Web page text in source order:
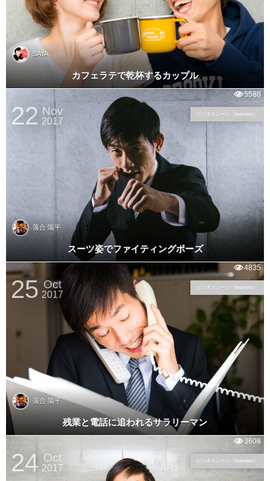
SAYA
カフェラテで乾杯するカップル
落合 陽平
スーツ姿でファイティングポーズ
22 Nov
2017
ビジネスシーン（business）
5588
落合 陽平
残業と電話に追われるサラリーマン
25 Oct
2017
ビジネスシーン（business）
4835
24 Oct
2017
ビジネスシーン（business）
3608